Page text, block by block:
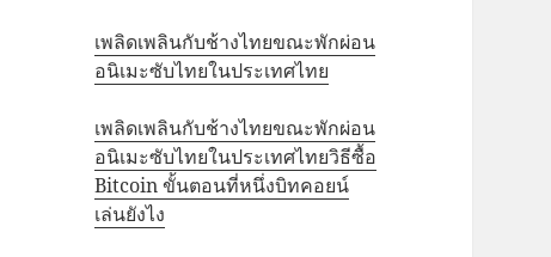
เพลิดเพลินกับช้างไทยขณะพักผ่อน
อนิเมะซับไทยในประเทศไทย
เพลิดเพลินกับช้างไทยขณะพักผ่อน
อนิเมะซับไทยในประเทศไทยวิธีซื้อ
Bitcoin ขั้นตอนที่หนึ่งบิทคอยน์
เล่นยังไง